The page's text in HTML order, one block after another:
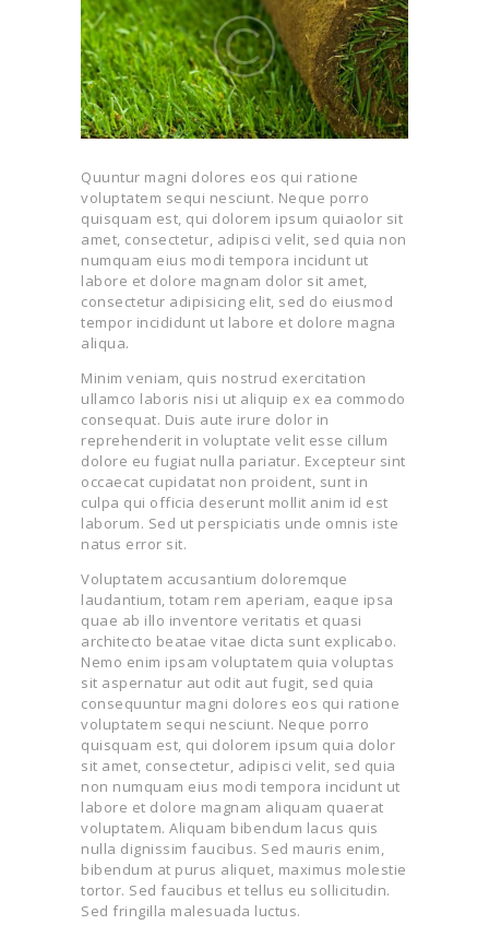
Quuntur magni dolores eos qui ratione
voluptatem sequi nesciunt. Neque porro
quisquam est, qui dolorem ipsum quiaolor sit
amet, consectetur, adipisci velit, sed quia non
numquam eius modi tempora incidunt ut
labore et dolore magnam dolor sit amet,
consectetur adipisicing elit, sed do eiusmod
tempor incididunt ut labore et dolore magna
aliqua.
Minim veniam, quis nostrud exercitation
ullamco laboris nisi ut aliquip ex ea commodo
consequat. Duis aute irure dolor in
reprehenderit in voluptate velit esse cillum
dolore eu fugiat nulla pariatur. Excepteur sint
occaecat cupidatat non proident, sunt in
culpa qui officia deserunt mollit anim id est
laborum. Sed ut perspiciatis unde omnis iste
natus error sit.
Voluptatem accusantium doloremque
laudantium, totam rem aperiam, eaque ipsa
quae ab illo inventore veritatis et quasi
architecto beatae vitae dicta sunt explicabo.
Nemo enim ipsam voluptatem quia voluptas
sit aspernatur aut odit aut fugit, sed quia
consequuntur magni dolores eos qui ratione
voluptatem sequi nesciunt. Neque porro
quisquam est, qui dolorem ipsum quia dolor
sit amet, consectetur, adipisci velit, sed quia
non numquam eius modi tempora incidunt ut
labore et dolore magnam aliquam quaerat
voluptatem. Aliquam bibendum lacus quis
nulla dignissim faucibus. Sed mauris enim,
bibendum at purus aliquet, maximus molestie
tortor. Sed faucibus et tellus eu sollicitudin.
Sed fringilla malesuada luctus.